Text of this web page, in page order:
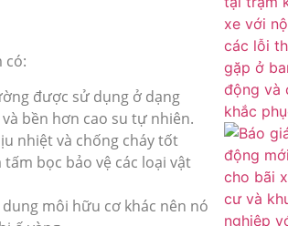
có:
được sử dụng ở dạng
bền hơn cao su tự nhiên.
nhiệt và chống cháy tốt
bọc bảo vệ các loại vật
môi hữu cơ khác nên nó